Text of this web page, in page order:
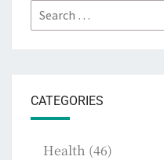
Search
for:
CATEGORIES
Health (46)